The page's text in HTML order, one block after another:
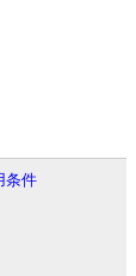
条件